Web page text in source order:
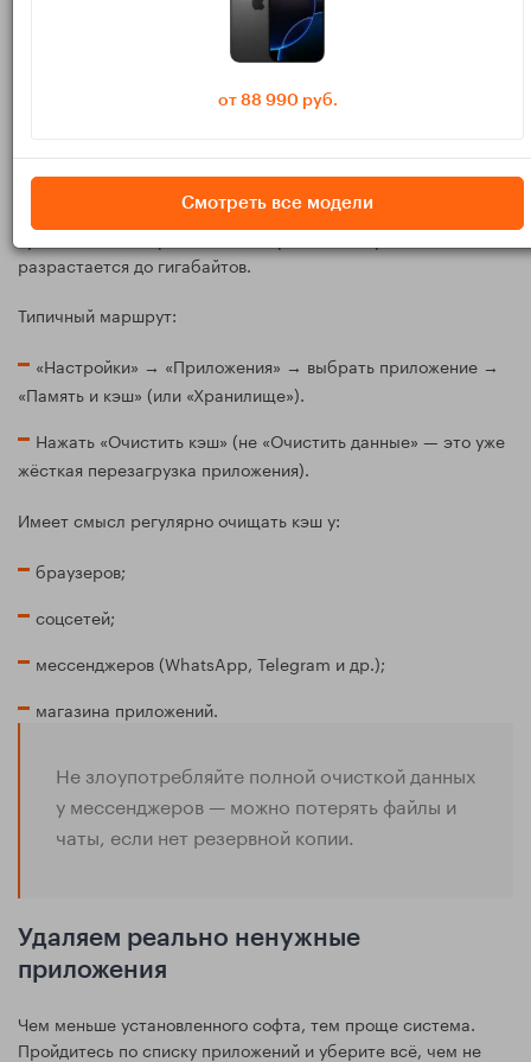
«Очистка Android» не должна превращаться в тотальное
удаление всего подряд. Важно понимать разницу между
системными компонентами.
Очищаем кэш и временные файлы
Кэш — это временные данные, которые помогают
приложениям открываться быстрее. Но со временем он
разрастается до гигабайтов.
Типичный маршрут:
«Настройки» → «Приложения» → выбрать приложение →
«Память и кэш» (или «Хранилище»).
Нажать «Очистить кэш» (не «Очистить данные» — это уже
жёсткая перезагрузка приложения).
Имеет смысл регулярно очищать кэш у:
браузеров;
соцсетей;
мессенджеров (WhatsApp, Telegram и др.);
магазина приложений.
Не злоупотребляйте полной очисткой данных
у мессенджеров — можно потерять файлы и
чаты, если нет резервной копии.
Удаляем реально ненужные
приложения
Чем меньше установленного софта, тем проще система.
Пройдитесь по списку приложений и уберите всё, чем не
от 88 990 руб.
Смотреть все модели